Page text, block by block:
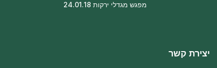
מפגש מגדלי ירקות 24.01.18
יצירת קשר